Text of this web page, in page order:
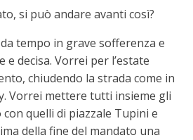
si può andare avanti così?
tempo in grave sofferenza e
decisa. Vorrei per l’estate
chiudendo la strada come in
Vorrei mettere tutti insieme gli
quelli di piazzale Tupini e
della fine del mandato una